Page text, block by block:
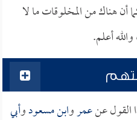
أن هناك من المخلوقات ما لا
أعلم.
القول عنعمروابن مسعودوأبي